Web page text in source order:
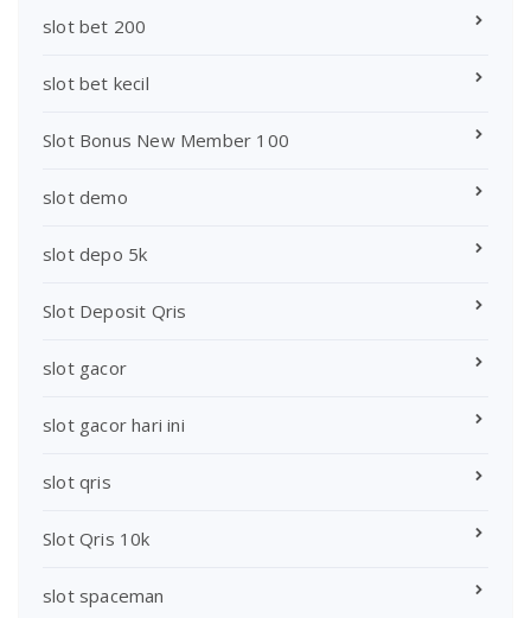
slot bet 200
slot bet kecil
Slot Bonus New Member 100
slot demo
slot depo 5k
Slot Deposit Qris
slot gacor
slot gacor hari ini
slot qris
Slot Qris 10k
slot spaceman